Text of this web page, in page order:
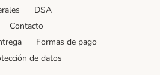
DSA
Contacto
Formas de pago
de datos